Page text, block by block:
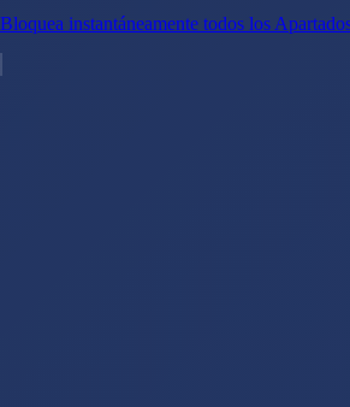
Bloquea instantáneamente todos los